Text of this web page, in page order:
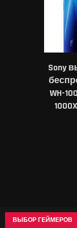
Sony
WH-
ВЫБОР ГЕЙМЕРОВ